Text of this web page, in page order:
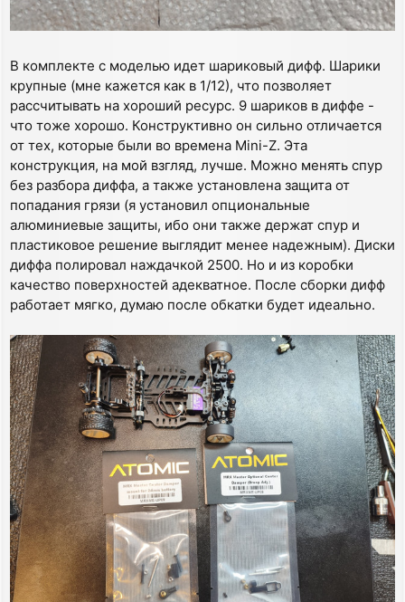
В комплекте с моделью идет шариковый дифф. Шарики
крупные (мне кажется как в 1/12), что позволяет
рассчитывать на хороший ресурс. 9 шариков в диффе -
что тоже хорошо. Конструктивно он сильно отличается
от тех, которые были во времена Mini-Z. Эта
конструкция, на мой взгляд, лучше. Можно менять спур
без разбора диффа, а также установлена защита от
попадания грязи (я установил опциональные
алюминиевые защиты, ибо они также держат спур и
пластиковое решение выглядит менее надежным). Диски
диффа полировал наждачкой 2500. Но и из коробки
качество поверхностей адекватное. После сборки дифф
работает мягко, думаю после обкатки будет идеально.